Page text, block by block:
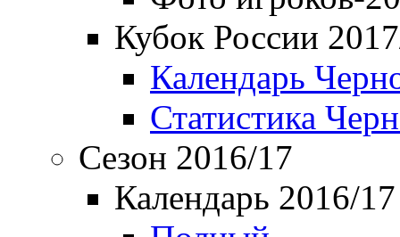
Кубок России
Календарь
Статистика
Сезон 2016/17
Календарь 2016/17